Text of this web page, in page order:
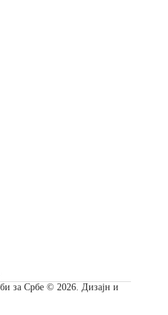
за Србе © 2026. Дизајн и